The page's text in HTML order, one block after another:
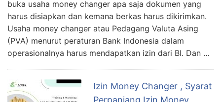
buka usaha money changer apa saja dokumen yang
harus disiapkan dan kemana berkas harus dikirimkan.
Usaha money changer atau Pedagang Valuta Asing
(PVA) menurut peraturan Bank Indonesia dalam
operasionalnya harus mendapatkan izin dari BI. Dan …
Izin Money Changer , Syarat
Perpanjang Izin Money